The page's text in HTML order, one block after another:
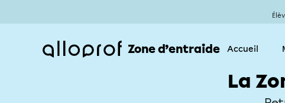
Zone d’entraide Accueil
La